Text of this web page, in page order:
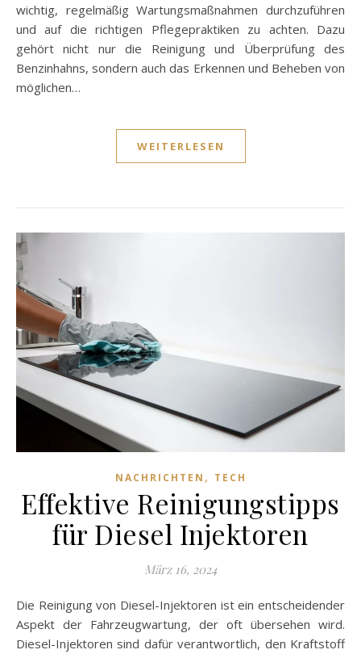
wichtig, regelmäßig Wartungsmaßnahmen durchzuführen
und auf die richtigen Pflegepraktiken zu achten. Dazu
gehört nicht nur die Reinigung und Überprüfung des
Benzinhahns, sondern auch das Erkennen und Beheben von
möglichen…
WEITERLESEN
NACHRICHTEN , TECH
Effektive Reinigungstipps
für Diesel Injektoren
März 16, 2024
Die Reinigung von Diesel-Injektoren ist ein entscheidender
Aspekt der Fahrzeugwartung, der oft übersehen wird.
Diesel-Injektoren sind dafür verantwortlich, den Kraftstoff